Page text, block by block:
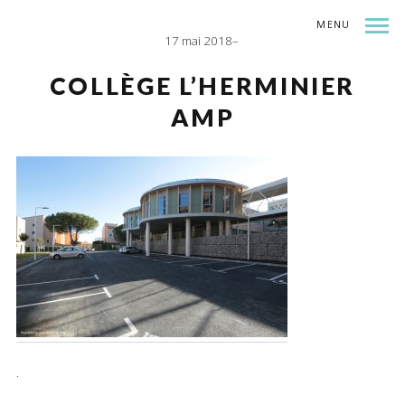
MENU
17 mai 2018
COLLÈGE L’HERMINIER
AMP
.